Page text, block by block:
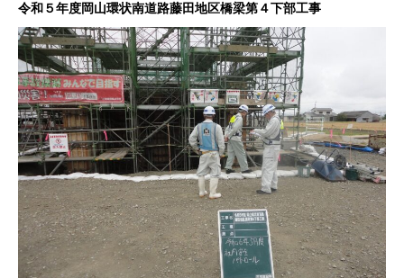
令和５年度岡山環状南道路藤田地区橋梁第４下部工事